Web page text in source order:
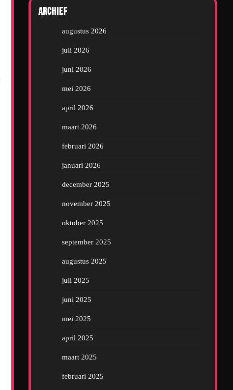
Archief
augustus 2026
juli 2026
juni 2026
mei 2026
april 2026
maart 2026
februari 2026
januari 2026
december 2025
november 2025
oktober 2025
september 2025
augustus 2025
juli 2025
juni 2025
mei 2025
april 2025
maart 2025
februari 2025